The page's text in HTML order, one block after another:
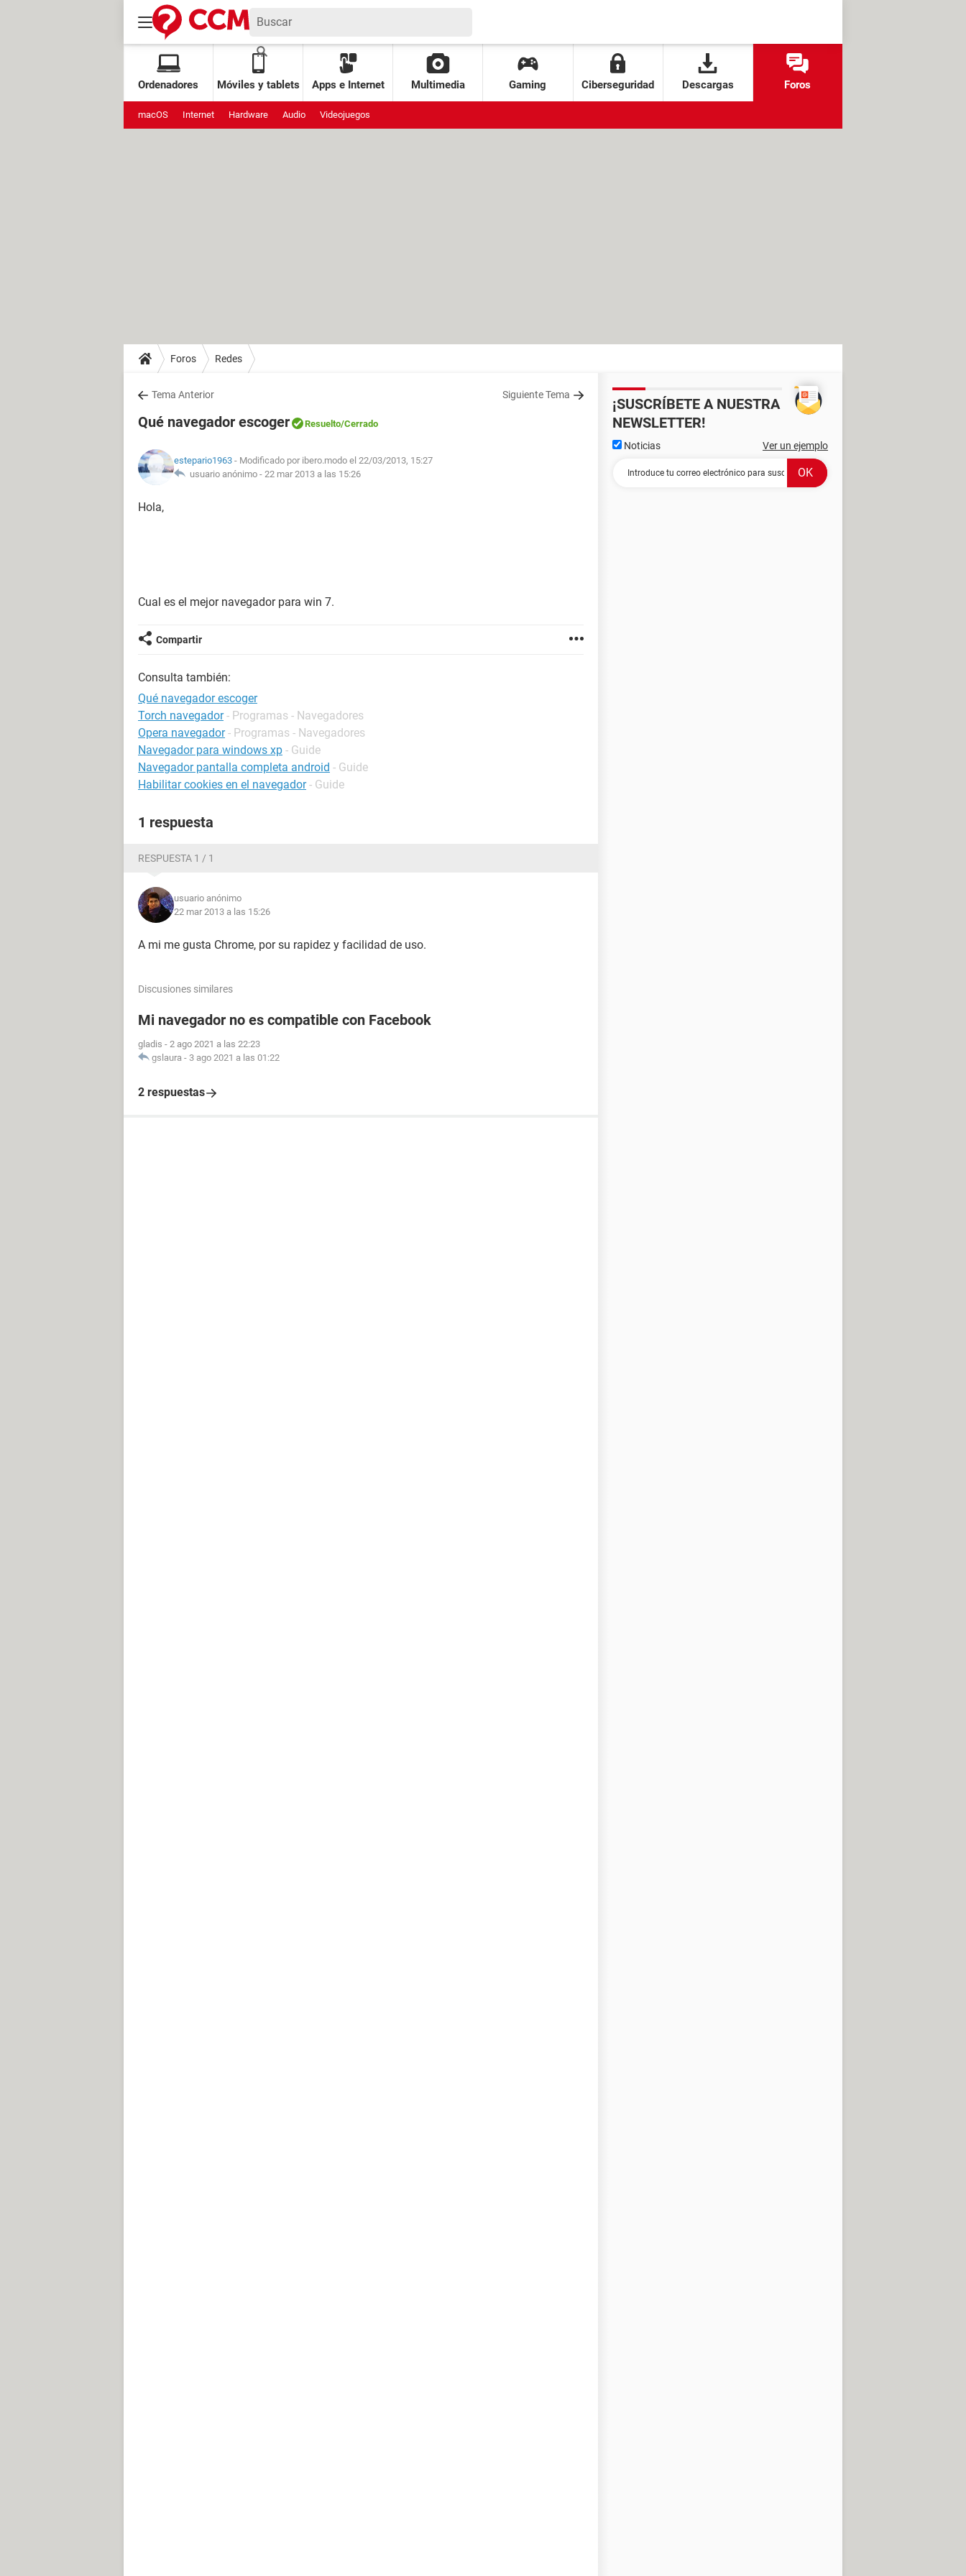
Ordenadores Móviles y tablets Apps e Internet Multimedia Gaming Ciberseguridad Descargas Foros
macOS Internet Hardware Audio Videojuegos
Foros Redes
Tema Anterior Siguiente Tema
Qué navegador escoger Resuelto/Cerrado
estepario1963 - Modificado por ibero.modo el 22/03/2013, 15:27
usuario anónimo - 22 mar 2013 a las 15:26
Hola,
Cual es el mejor navegador para win 7.
Compartir
Consulta también:
Qué navegador escoger
Torch navegador - Programas - Navegadores
Opera navegador - Programas - Navegadores
Navegador para windows xp - Guide
Navegador pantalla completa android - Guide
Habilitar cookies en el navegador - Guide
1 respuesta
RESPUESTA 1 / 1
usuario anónimo
22 mar 2013 a las 15:26
A mi me gusta Chrome, por su rapidez y facilidad de uso.
Discusiones similares
Mi navegador no es compatible con Facebook
gladis - 2 ago 2021 a las 22:23
gslaura - 3 ago 2021 a las 01:22
2 respuestas
¡SUSCRÍBETE A NUESTRA
NEWSLETTER!
Noticias Ver un ejemplo